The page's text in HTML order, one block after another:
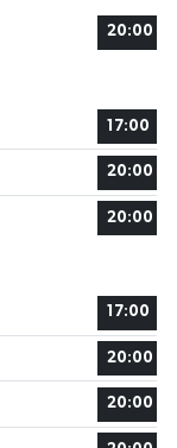
20:00
17:00
20:00
20:00
17:00
20:00
20:00